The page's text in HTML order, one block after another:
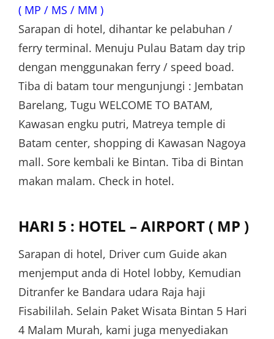
( MP / MS / MM )
Sarapan di hotel, dihantar ke pelabuhan /
ferry terminal. Menuju Pulau Batam day trip
dengan menggunakan ferry / speed boad.
Tiba di batam tour mengunjungi : Jembatan
Barelang, Tugu WELCOME TO BATAM,
Kawasan engku putri, Matreya temple di
Batam center, shopping di Kawasan Nagoya
mall. Sore kembali ke Bintan. Tiba di Bintan
makan malam. Check in hotel.
HARI 5 : HOTEL – AIRPORT ( MP )
Sarapan di hotel, Driver cum Guide akan
menjemput anda di Hotel lobby, Kemudian
Ditranfer ke Bandara udara Raja haji
Fisabililah. Selain Paket Wisata Bintan 5 Hari
4 Malam Murah, kami juga menyediakan